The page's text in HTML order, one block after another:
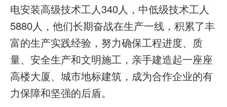
电安装高级技术工人340人，中低级技术工人
5880人，他们长期奋战在生产一线，积累了丰
富的生产实践经验，努力确保工程进度、质
量、安全生产和文明施工，亲手建造起一座座
高楼大厦、城市地标建筑，成为合作企业的有
力保障和坚强的后盾。